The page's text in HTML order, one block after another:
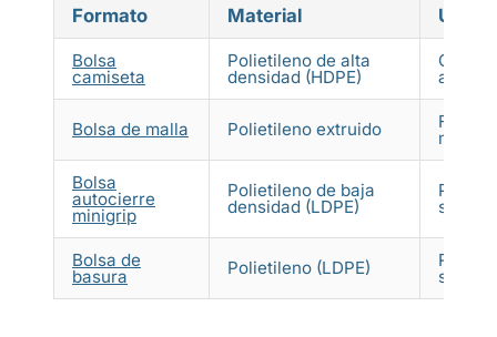
Formato Material Uso
Bolsa
camiseta
Polietileno de alta
densidad (HDPE)
Bolsa de malla Polietileno extruido Fruta,
Bolsa
autocierre
minigrip
Polietileno de baja
densidad (LDPE) sueltas
Bolsa de
basura Polietileno (LDPE)